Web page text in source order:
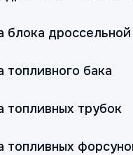
блока дроссельной
топливного бака
топливных трубок
топливных